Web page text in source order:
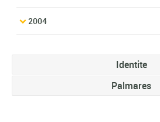
2004
Identite
Palmares